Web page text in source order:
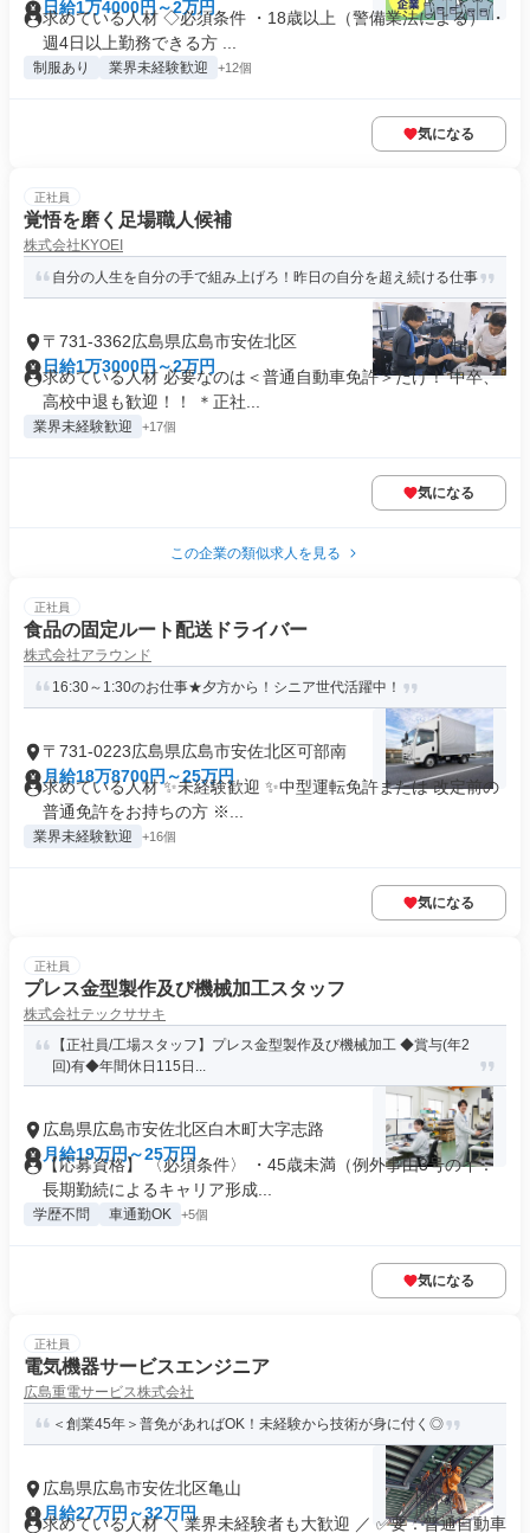
日給1万4000円～2万円
求めている人材 ◇必須条件 ・18歳以上（警備業法による） ・
週4日以上勤務できる方 ...
制服あり 業界未経験歓迎 +12個
気になる
正社員
覚悟を磨く足場職人候補
株式会社KYOEI
自分の人生を自分の手で組み上げろ！昨日の自分を超え続ける仕事
〒731-3362広島県広島市安佐北区
日給1万3000円～2万円
求めている人材 必要なのは＜普通自動車免許＞だけ！ 中卒、
高校中退も歓迎！！ ＊正社...
業界未経験歓迎 +17個
気になる
この企業の類似求人を見る
正社員
食品の固定ルート配送ドライバー
株式会社アラウンド
16:30～1:30のお仕事★夕方から！シニア世代活躍中！
〒731-0223広島県広島市安佐北区可部南
月給18万8700円～25万円
求めている人材 ✨未経験歓迎 ✨中型運転免許または 改定前の
普通免許をお持ちの方 ※...
業界未経験歓迎 +16個
気になる
正社員
プレス金型製作及び機械加工スタッフ
株式会社テックササキ
【正社員/工場スタッフ】プレス金型製作及び機械加工 ◆賞与(年2
回)有◆年間休日115日...
広島県広島市安佐北区白木町大字志路
月給19万円～25万円
【応募資格】 〈必須条件〉 ・45歳未満（例外事由3号のイ：
長期勤続によるキャリア形成...
学歴不問 車通勤OK +5個
気になる
正社員
電気機器サービスエンジニア
広島重電サービス株式会社
＜創業45年＞普免があればOK！未経験から技術が身に付く◎
広島県広島市安佐北区亀山
月給27万円～32万円
求めている人材 ＼ 業界未経験者も大歓迎 ／ ✅要：普通自動車